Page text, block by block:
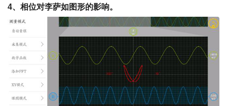
4、相位对李萨如图形的影响。